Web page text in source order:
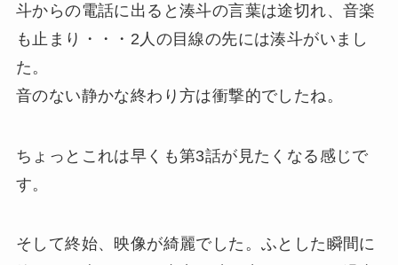
斗からの電話に出ると湊斗の言葉は途切れ、音楽
も止まり・・・2人の目線の先には湊斗がいまし
た。
音のない静かな終わり方は衝撃的でしたね。
ちょっとこれは早くも第3話が見たくなる感じで
す。
そして終始、映像が綺麗でした。ふとした瞬間に